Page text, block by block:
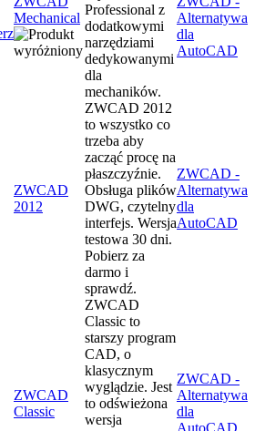
Mechanical
Professional z
dodatkowymi
narzędziami
dedykowanymi
dla
mechaników.
Alternatywa
dla
AutoCAD
ZWCAD
2012
ZWCAD 2012
to wszystko co
trzeba aby
zacząć procę na
płaszczyźnie.
Obsługa plików
DWG, czytelny
interfejs. Wersja
testowa 30 dni.
Pobierz za
darmo i
sprawdź.
ZWCAD -
Alternatywa
dla
AutoCAD
ZWCAD
Classic
ZWCAD
Classic to
starszy program
CAD, o
klasycznym
wyglądzie. Jest
to odświeżona
wersja
ZWCAD -
Alternatywa
dla
AutoCAD